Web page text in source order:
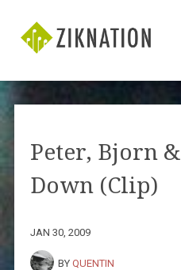
Peter, Bjorn
Down (Clip)
JAN 30, 2009
BY QUENTIN